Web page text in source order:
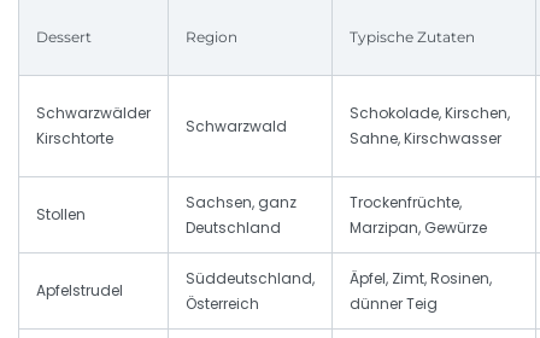
Dessert Region Typische Zutaten
Schwarzwälder
Kirschtorte
Schwarzwald
Schokolade, Kirschen,
Sahne, Kirschwasser
Stollen
Sachsen, ganz
Deutschland
Trockenfrüchte,
Marzipan, Gewürze
Apfelstrudel
Süddeutschland,
Österreich
Äpfel, Zimt, Rosinen,
dünner Teig